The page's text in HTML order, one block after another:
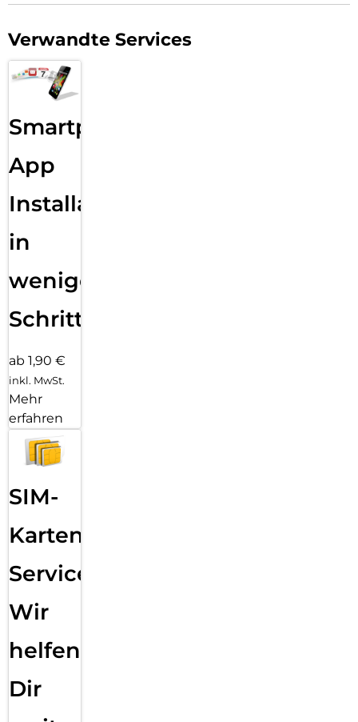
Verwandte Services
Smartphone
App
Installation
in
wenigen
Schritten
ab 1,90 €
inkl. MwSt.
Mehr
erfahren
SIM-
Karten
Service:
Wir
helfen
Dir